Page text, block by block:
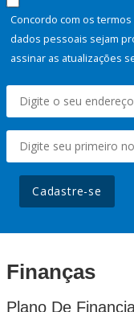
Concordo com os
dados pessoais sejam
assinar as atualizações
Cadastre-se
Finanças
Plano De